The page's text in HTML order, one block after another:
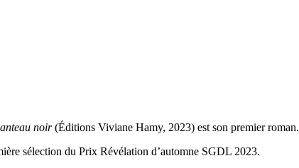
noir(Éditions Viviane Hamy, 2023) est son premier roman.
sélection du Prix Révélation d’automne SGDL 2023.